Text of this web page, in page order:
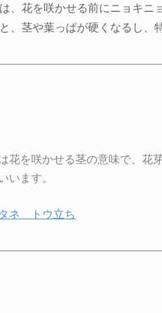
、花を咲かせる前にニョキニ
、茎や葉っぱが硬くなるし、
は花を咲かせる茎の意味で、
います。
ネ トウ立ち